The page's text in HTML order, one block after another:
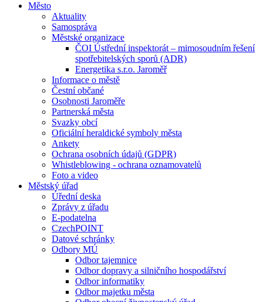
Město
Aktuality
Samospráva
Městské organizace
ČOI Ústřední inspektorát – mimosoudním řešení
spotřebitelských sporů (ADR)
Energetika s.r.o. Jaroměř
Informace o městě
Čestní občané
Osobnosti Jaroměře
Partnerská města
Svazky obcí
Oficiální heraldické symboly města
Ankety
Ochrana osobních údajů (GDPR)
Whistleblowing - ochrana oznamovatelů
Foto a video
Městský úřad
Úřední deska
Zprávy z úřadu
E-podatelna
CzechPOINT
Datové schránky
Odbory MÚ
Odbor tajemnice
Odbor dopravy a silničního hospodářství
Odbor informatiky
Odbor majetku města